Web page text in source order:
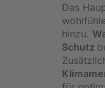
Das
hinzu.
Schutz